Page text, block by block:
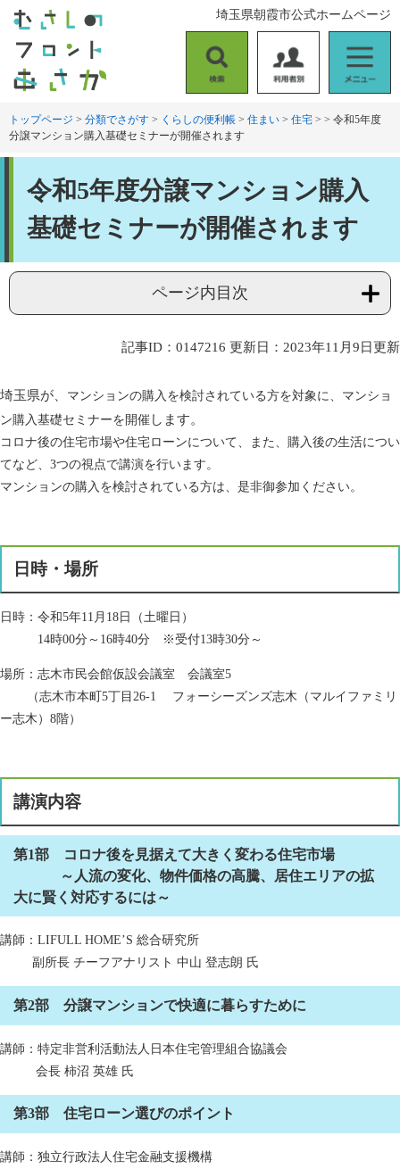
す
。
し
て
索
用
者
ニ
ュ
埼玉県朝霞市公式ホームページ
トップページ > 分類でさがす > くらしの便利帳 > 住まい > 住宅 > > 令和5年度
分譲マンション購入基礎セミナーが開催されます
令和5年度分譲マンション購入
基礎セミナーが開催されます
ページ内目次
記事ID：0147216 更新日：2023年11月9日更新
埼玉県が、
マンションの購入を検討されている方を対象に、マンショ
ン購入基礎セミナーを開催​ します。
​コロナ後の住宅市場や住宅ローンについて、また、購入後の生活につい
てなど、3つの視点で講演を行います。
マンションの購入を検討されている方は、是非御参加ください。
日時・場所
日時：令和5年11月18日（土曜日）
14時00分～16時40分 ※受付13時30分～
場所：志木市民会館仮設会議室 会議室5
（志木市本町5丁目26-1 フォーシーズンズ志木（マルイファミリ
ー志木）8階）
講演内容
第1部 コロナ後を見据えて大きく変わる住宅市場
​​​​ ～人流の変化、物件価格の高騰、居住エリアの拡
大に賢く対応するには～​
講師：LIFULL HOME’S 総合研究所
副所長 チーフアナリスト 中山 登志朗 氏
第2部 分譲マンションで快適に暮らすために
講師：特定非営利活動法人日本住宅管理組合協議会
会長 柿沼 英雄 氏
第3部 住宅ローン選びのポイント
講師：独立行政法人住宅金融支援機構